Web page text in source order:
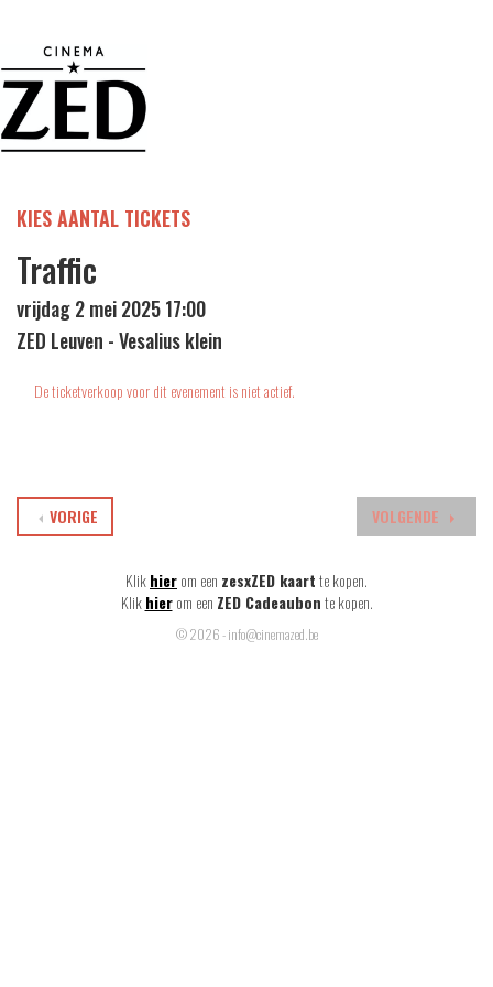
KIES AANTAL TICKETS
Traffic
vrijdag 2 mei 2025 17:00
ZED Leuven - Vesalius klein
De ticketverkoop voor dit evenement is niet actief.
VOLGENDE
VORIGE
Klikhierom een zesxZED kaartte kopen.
Klik hier om een ZED Cadeaubonte kopen.
© 2026 - info@cinemazed.be